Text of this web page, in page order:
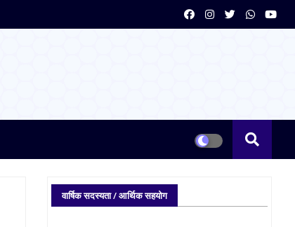
वार्षिक सदस्यता / आर्थिक सहयोग